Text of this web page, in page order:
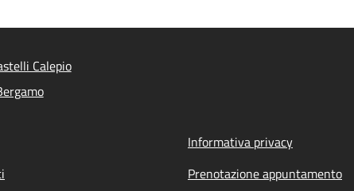
Calepio
Informativa privacy
Prenotazione appuntamento